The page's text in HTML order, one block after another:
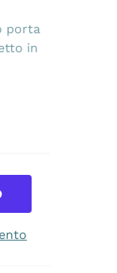
porta
in